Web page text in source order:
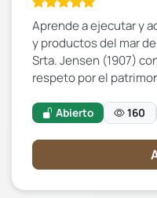
Aprende a ejecutar y
y productos del mar
Srta. Jensen (1907)
respeto por el
Abierto 160